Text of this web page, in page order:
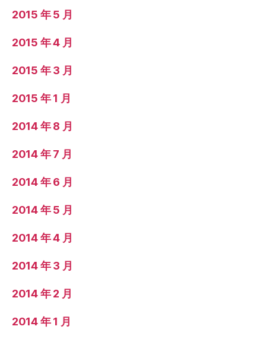
2015 年 5 月
2015 年 4 月
2015 年 3 月
2015 年 1 月
2014 年 8 月
2014 年 7 月
2014 年 6 月
2014 年 5 月
2014 年 4 月
2014 年 3 月
2014 年 2 月
2014 年 1 月